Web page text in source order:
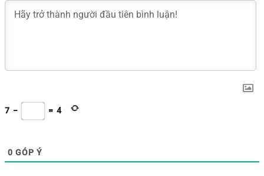
7 − = 4
0 GÓP Ý